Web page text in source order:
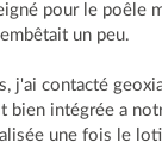
pour le poêle
un peu.
j'ai contacté
bien intégrée a
une fois le